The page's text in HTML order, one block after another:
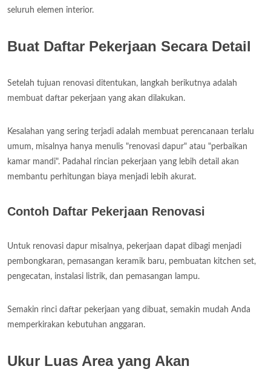
seluruh elemen interior.
Buat Daftar Pekerjaan Secara Detail
Setelah tujuan renovasi ditentukan, langkah berikutnya adalah
membuat daftar pekerjaan yang akan dilakukan.
Kesalahan yang sering terjadi adalah membuat perencanaan terlalu
umum, misalnya hanya menulis "renovasi dapur" atau "perbaikan
kamar mandi". Padahal rincian pekerjaan yang lebih detail akan
membantu perhitungan biaya menjadi lebih akurat.
Contoh Daftar Pekerjaan Renovasi
Untuk renovasi dapur misalnya, pekerjaan dapat dibagi menjadi
pembongkaran, pemasangan keramik baru, pembuatan kitchen set,
pengecatan, instalasi listrik, dan pemasangan lampu.
Semakin rinci daftar pekerjaan yang dibuat, semakin mudah Anda
memperkirakan kebutuhan anggaran.
Ukur Luas Area yang Akan